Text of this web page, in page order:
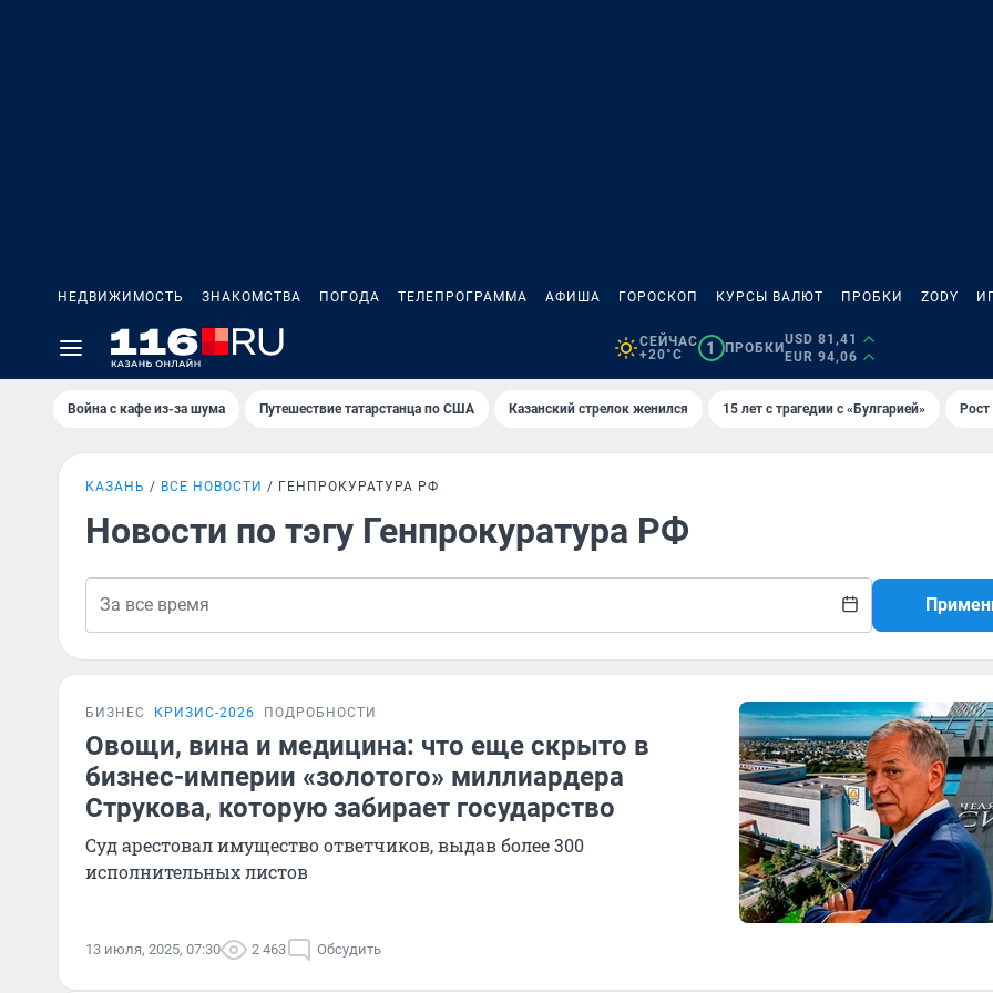
НЕДВИЖИМОСТЬ ЗНАКОМСТВА ПОГОДА ТЕЛЕПРОГРАММА АФИША ГОРОСКОП КУРСЫ ВАЛЮТ ПРОБКИ ZODY
СЕЙЧАС
+20°C
1 ПРОБКИ
USD 81,41
EUR 94,06
Война с кафе из-за шума Путешествие татарстанца по США Казанский стрелок женился 15 лет с трагедии с «Булгарией»
КАЗАНЬ ВСЕ НОВОСТИ ГЕНПРОКУРАТУРА РФ
Новости по тэгу Генпрокуратура РФ
БИЗНЕС КРИЗИС-2026 ПОДРОБНОСТИ
Овощи, вина и медицина: что еще скрыто в
бизнес-империи «золотого» миллиардера
Струкова, которую забирает государство
Суд арестовал имущество ответчиков, выдав более 300
исполнительных листов
13 июля, 2025, 07:30 2 463 Обсудить